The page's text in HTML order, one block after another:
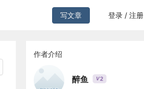
写文章 登录 / 注册
作者介绍
醉鱼 V2